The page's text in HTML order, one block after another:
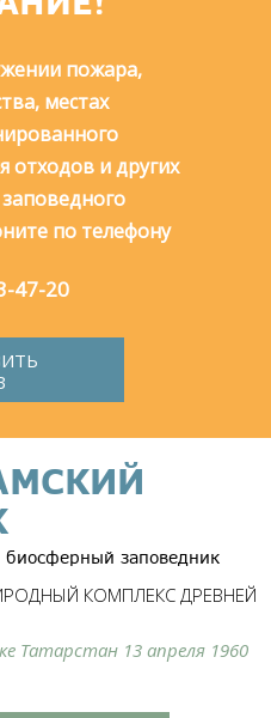
пожара,
местах
отходов и других
по телефону
47-20
заповедник
КОМПЛЕКС ДРЕВНЕЙ
Татарстан 13 апреля 1960